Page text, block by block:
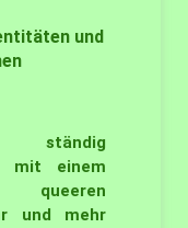
und
mit einem
queeren
und mehr